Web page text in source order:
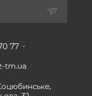
77
tm.ua